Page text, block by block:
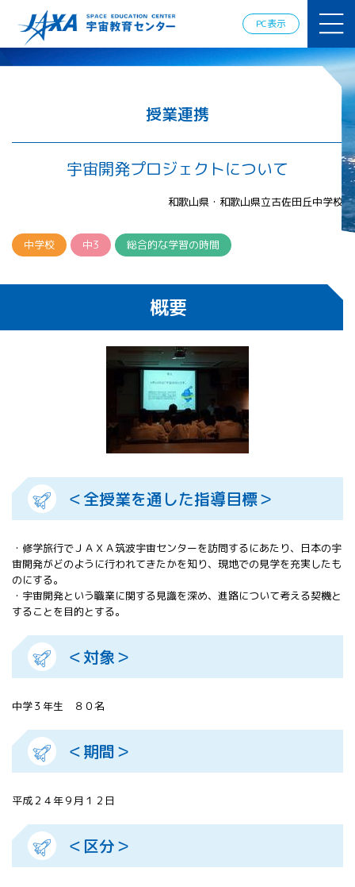
PC表示
ミー
ロスペース
情報の発
信
宇宙を活用
した教育実
践例
体験的学
習機会の
提供（国
際）
APRSAF（ア
ジア太平洋
地域宇宙機
関会議）宇
宙教育 for
All 分科会
APRSAF宇宙
教育 for All
分科会 年次
会合
APRSAFポス
スト
APRSAF教員
セミナー
ISEB（国際
宇宙教育会
ISEB学生派
授業連携
宇宙開発プロジェクトについて
和歌山県・和歌山県立古佐田丘中学校
中学校 中3 総合的な学習の時間
概要
＜全授業を通した指導目標＞
・修学旅行でＪＡＸＡ筑波宇宙センターを訪問するにあたり、日本の宇
宙開発がどのように行われてきたかを知り、現地での見学を充実したも
のにする。
・宇宙開発という職業に関する見識を深め、進路について考える契機と
することを目的とする。
＜対象＞
中学３年生 ８０名
＜期間＞
平成２４年９月１２日
＜区分＞